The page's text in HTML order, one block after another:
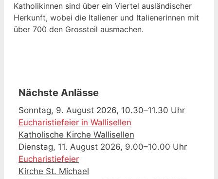
Katholikinnen sind über ein Viertel ausländischer
Herkunft, wobei die Italiener und Italienerinnen mit
über 700 den Grossteil ausmachen.
Nächste Anlässe
Sonntag, 9. August 2026, 10.30–11.30 Uhr
Eucharistiefeier in Wallisellen
Katholische Kirche Wallisellen
Dienstag, 11. August 2026, 9.00–10.00 Uhr
Eucharistiefeier
Kirche St. Michael